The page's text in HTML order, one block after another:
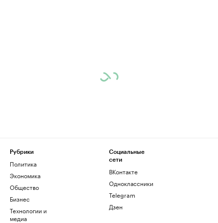
Рубрики
Политика
Экономика
Общество
Бизнес
Технологии и
медиа
Социальные
сети
ВКонтакте
Одноклассники
Telegram
Дзен